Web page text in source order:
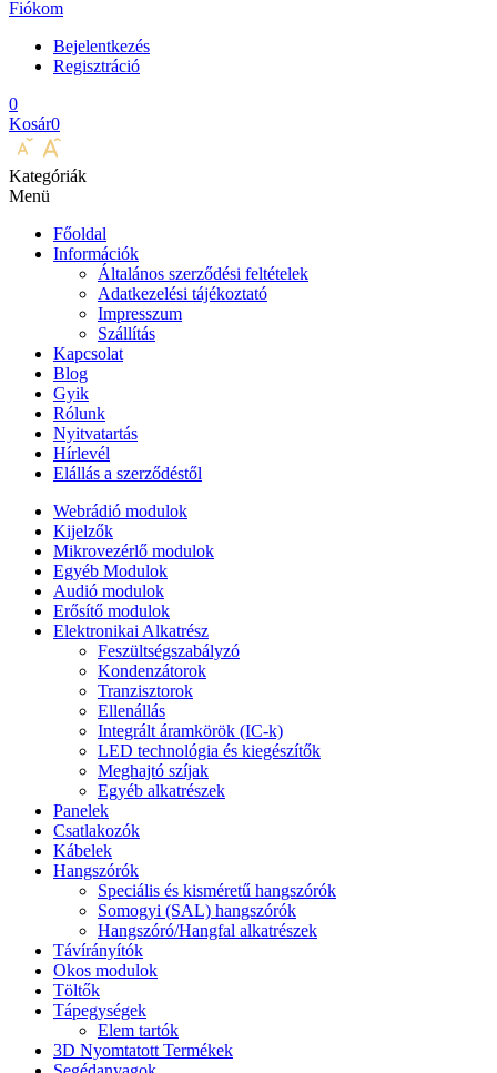
Fiókom
Bejelentkezés
Regisztráció
0
Kosár0
Kategóriák
Menü
Főoldal
Információk
Általános szerződési feltételek
Adatkezelési tájékoztató
Impresszum
Szállítás
Kapcsolat
Blog
Gyik
Rólunk
Nyitvatartás
Hírlevél
Elállás a szerződéstől
Webrádió modulok
Kijelzők
Mikrovezérlő modulok
Egyéb Modulok
Audió modulok
Erősítő modulok
Elektronikai Alkatrész
Feszültségszabályzó
Kondenzátorok
Tranzisztorok
Ellenállás
Integrált áramkörök (IC-k)
LED technológia és kiegészítők
Meghajtó szíjak
Egyéb alkatrészek
Panelek
Csatlakozók
Kábelek
Hangszórók
Speciális és kisméretű hangszórók
Somogyi (SAL) hangszórók
Hangszóró/Hangfal alkatrészek
Távírányítók
Okos modulok
Töltők
Tápegységek
Elem tartók
3D Nyomtatott Termékek